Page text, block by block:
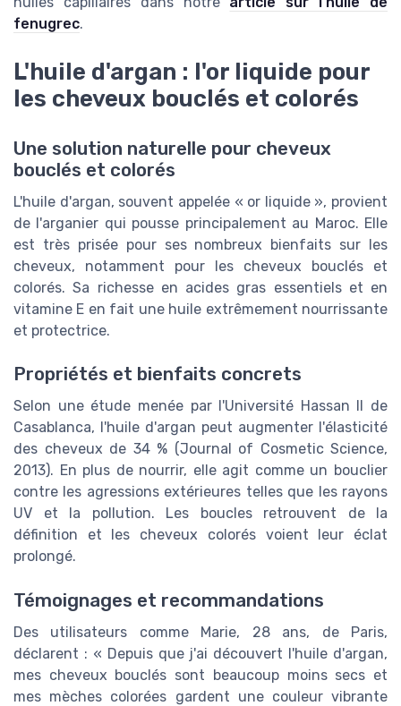
fenugrec.
L'huile d'argan : l'or liquide pour
les cheveux bouclés et colorés
Une solution naturelle pour cheveux
bouclés et colorés
L'huile d'argan, souvent appelée « or liquide », provient
de l'arganier qui pousse principalement au Maroc. Elle
est très prisée pour ses nombreux bienfaits sur les
cheveux, notamment pour les cheveux bouclés et
colorés. Sa richesse en acides gras essentiels et en
vitamine E en fait une huile extrêmement nourrissante
et protectrice.
Propriétés et bienfaits concrets
Selon une étude menée par l'Université Hassan II de
Casablanca, l'huile d'argan peut augmenter l'élasticité
des cheveux de 34 % (Journal of Cosmetic Science,
2013). En plus de nourrir, elle agit comme un bouclier
contre les agressions extérieures telles que les rayons
UV et la pollution. Les boucles retrouvent de la
définition et les cheveux colorés voient leur éclat
prolongé.
Témoignages et recommandations
Des utilisateurs comme Marie, 28 ans, de Paris,
déclarent : « Depuis que j'ai découvert l'huile d'argan,
mes cheveux bouclés sont beaucoup moins secs et
mes mèches colorées gardent une couleur vibrante